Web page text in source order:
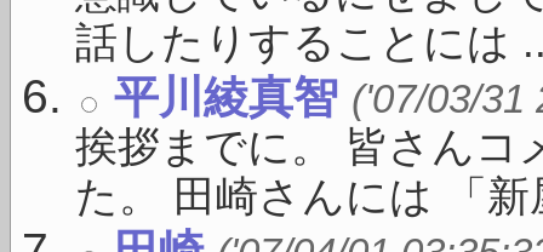
話したりすることには
平川綾真智 ('07/03/31
挨拶までに。 皆さんコ
た。 田崎さんには 「新